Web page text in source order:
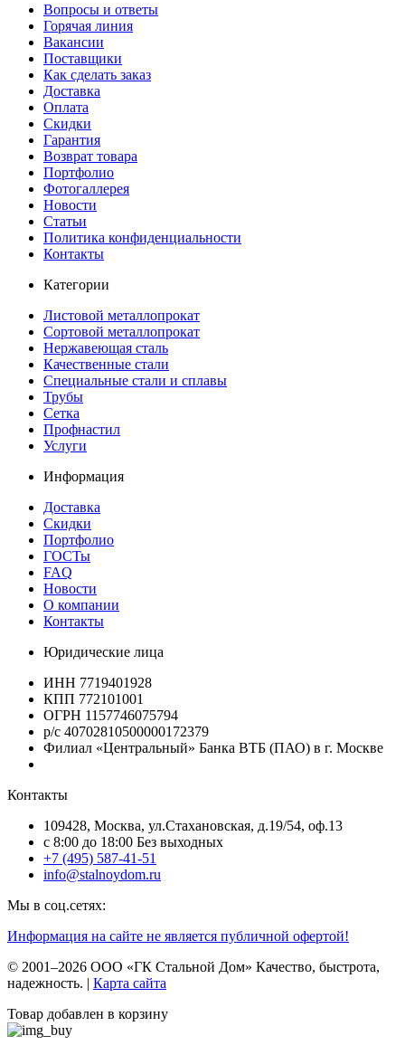
Вопросы и ответы
Горячая линия
Вакансии
Поставщики
Как сделать заказ
Доставка
Оплата
Скидки
Гарантия
Возврат товара
Портфолио
Фотогаллерея
Новости
Статьи
Политика конфиденциальности
Контакты
Категории
Листовой металлопрокат
Сортовой металлопрокат
Нержавеющая сталь
Качественные стали
Специальные стали и сплавы
Трубы
Сетка
Профнастил
Услуги
Информация
Доставка
Скидки
Портфолио
ГОСТы
FAQ
Новости
О компании
Контакты
Юридические лица
ИНН 7719401928
КПП 772101001
ОГРН 1157746075794
р/с 40702810500000172379
Филиал «Центральный» Банка ВТБ (ПАО) в г. Москве
Контакты
109428, Москва, ул.Стахановская, д.19/54, оф.13
c 8:00 до 18:00 Без выходных
+7 (495) 587-41-51
info@stalnoydom.ru
Мы в соц.сетях:
Информация на сайте не является публичной офертой!
© 2001–2026 ООО «ГК Стальной Дом» Качество, быстрота,
надежность. | Карта сайта
Товар добавлен в корзину